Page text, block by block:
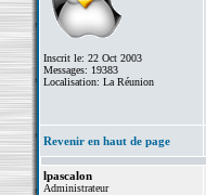
Inscrit le: 22 Oct 2003
Messages: 19383
Localisation: La Réunion
Revenir en haut de page
lpascalon
Administrateur